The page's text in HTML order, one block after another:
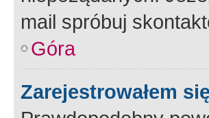
mail spróbuj
Góra
Zarejestrowałem